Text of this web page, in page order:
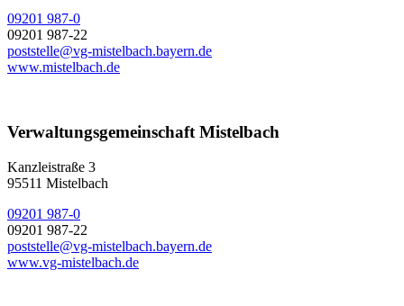
09201 987-0
09201 987-22
poststelle@vg-mistelbach.bayern.de
www.mistelbach.de
Verwaltungsgemeinschaft Mistelbach
Kanzleistraße 3
95511 Mistelbach
09201 987-0
09201 987-22
poststelle@vg-mistelbach.bayern.de
www.vg-mistelbach.de